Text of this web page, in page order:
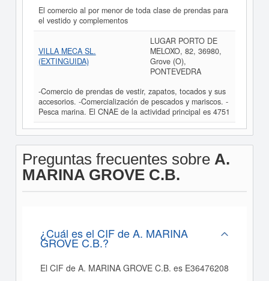
El comercio al por menor de toda clase de prendas para
el vestido y complementos
VILLA MECA SL.
(EXTINGUIDA)
LUGAR PORTO DE
MELOXO, 82, 36980,
Grove (O),
PONTEVEDRA
-Comercio de prendas de vestir, zapatos, tocados y sus
accesorios. -Comercialización de pescados y mariscos. -
Pesca marina. El CNAE de la actividad principal es 4751
Preguntas frecuentes sobre A.
MARINA GROVE C.B.
¿Cuál es el CIF de A. MARINA
GROVE C.B.?
El CIF de A. MARINA GROVE C.B. es E36476208